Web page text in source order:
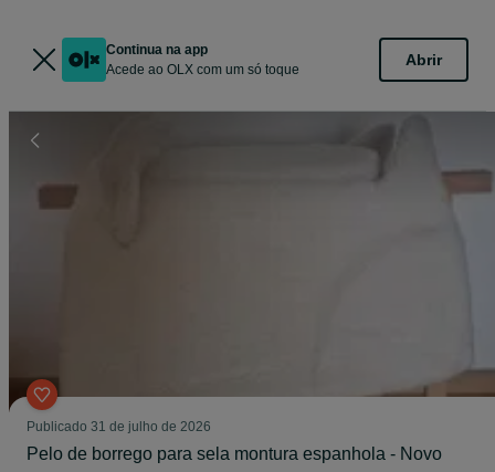
Continua na app
Acede ao OLX com um só toque
Abrir
Publicado 31 de julho de 2026
Pelo de borrego para sela montura espanhola - Novo